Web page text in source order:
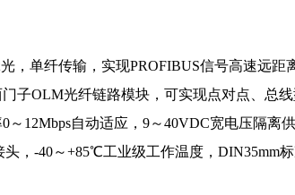
，单纤传输，实现PROFIBUS信号高速远距
子OLM光纤链路模块，可实现点对点、总
12Mbps自动适应，9～40VDC宽电压隔离供
，-40～+85℃工业级工作温度，DIN35mm标